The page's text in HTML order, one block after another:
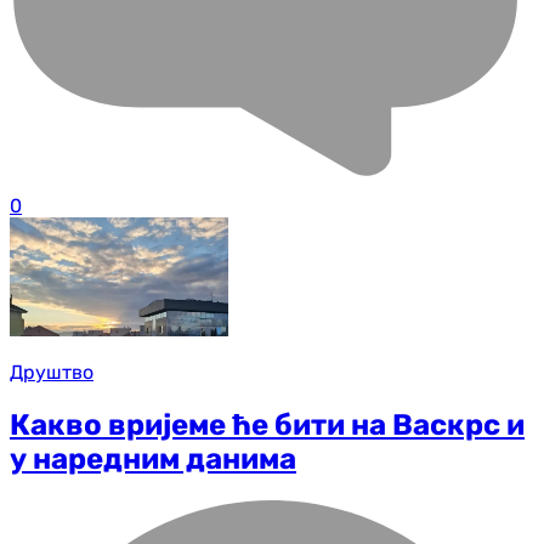
0
Друштво
Какво вријеме ће бити на Васкрс и
у наредним данима